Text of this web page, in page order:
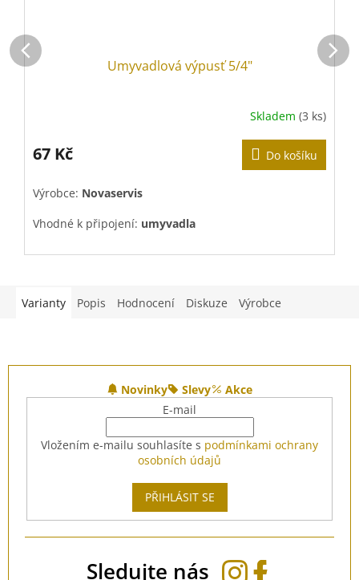
Umyvadlová výpusť 5/4"
Skladem (3 ks)
67 Kč Do košíku
Výrobce: Novaservis
Vhodné k připojení: umyvadla
Varianty Popis Hodnocení Diskuze Výrobce
Novinky Slevy
Akce
E-mail
Vložením e-mailu souhlasíte s podmínkami ochrany
osobních údajů
PŘIHLÁSIT SE
Sledujte nás